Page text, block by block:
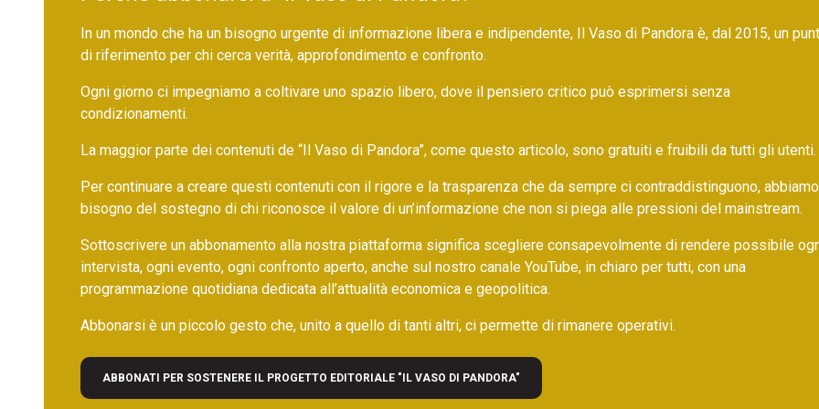
In un mondo che ha un bisogno urgente di informazione libera e indipendente, Il Vaso di Pandora è, dal 2015, un
di riferimento per chi cerca verità, approfondimento e confronto.
Ogni giorno ci impegniamo a coltivare uno spazio libero, dove il pensiero critico può esprimersi senza
condizionamenti.
La maggior parte dei contenuti de “Il Vaso di Pandora”, come questo articolo, sono gratuiti e fruibili da tutti gli utenti.
Per continuare a creare questi contenuti con il rigore e la trasparenza che da sempre ci contraddistinguono, abbiamo
bisogno del sostegno di chi riconosce il valore di un’informazione che non si piega alle pressioni del mainstream.
Sottoscrivere un abbonamento alla nostra piattaforma significa scegliere consapevolmente di rendere possibile
intervista, ogni evento, ogni confronto aperto, anche sul nostro canale YouTube, in chiaro per tutti, con una
programmazione quotidiana dedicata all’attualità economica e geopolitica.
Abbonarsi è un piccolo gesto che, unito a quello di tanti altri, ci permette di rimanere operativi.
ABBONATI PER SOSTENERE IL PROGETTO EDITORIALE "IL VASO DI PANDORA"